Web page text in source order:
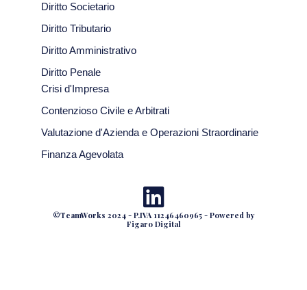
Diritto Societario
Diritto Tributario
Diritto Amministrativo
Diritto Penale
Crisi d'Impresa
Contenzioso Civile e Arbitrati
Valutazione d'Azienda e Operazioni Straordinarie
Finanza Agevolata
©TeamWorks 2024 - P.IVA 11246460965 - Powered by
Figaro Digital